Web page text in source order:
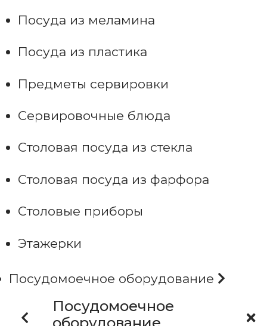
Посуда из меламина
Посуда из пластика
Предметы сервировки
Сервировочные блюда
Столовая посуда из стекла
Столовая посуда из фарфора
Столовые приборы
Этажерки
Посудомоечное оборудование
Посудомоечное